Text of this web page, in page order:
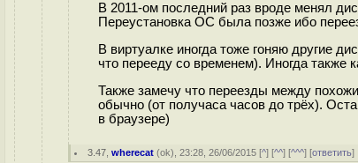
В 2011-ом последний раз вроде менял
Переустановка ОС была позже ибо
В виртуалке иногда тоже гоняю другие
что перееду со временем). Иногда также
Также замечу что переезды между
обычно (от получаса часов до трёх).
в браузере)
3.47 ,wherecat (ok), 23:28, 26/06/2015 [^] [^^] [^^^] [ответить